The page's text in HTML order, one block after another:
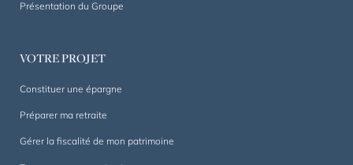
Présentation du Groupe
VOTRE PROJET
Constituer une épargne
Préparer ma retraite
Gérer la fiscalité de mon patrimoine